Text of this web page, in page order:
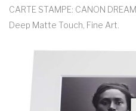
CARTE STAMPE: CANON
Deep Matte Touch, Fine Art.